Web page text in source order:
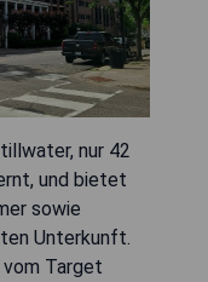
nur 42
und bietet
sowie
Unterkunft.
Target